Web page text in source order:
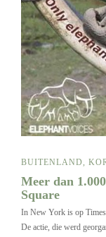
BUITENLAND,
Meer dan
Square
In New York is op
De actie, die werd